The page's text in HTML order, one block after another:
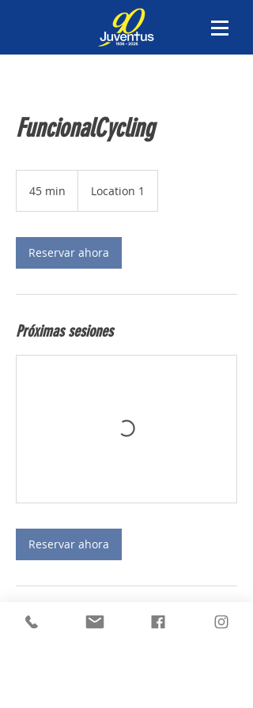
FuncionalCycling
45 min
m
i
n
Location 1
Reservar ahora
Próximas sesiones
Reservar ahora
Datos de contacto